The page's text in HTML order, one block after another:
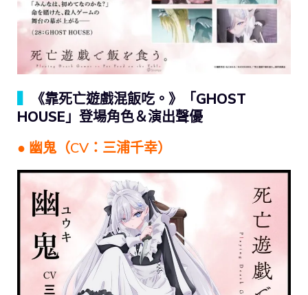
《靠死亡遊戲混飯吃。》「GHOST
HOUSE」登場角色＆演出聲優
● 幽鬼（CV：三浦千幸）